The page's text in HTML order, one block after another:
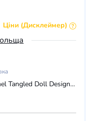
Ціни (Дисклеймер)
New Disney Mother Gothel Tangled Doll Designer Collection Midnight Masquerade